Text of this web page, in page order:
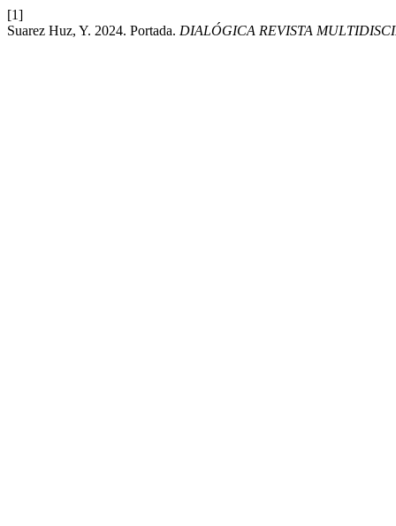
[1]
Suarez Huz, Y. 2024. Portada. DIALÓGICA REVISTA